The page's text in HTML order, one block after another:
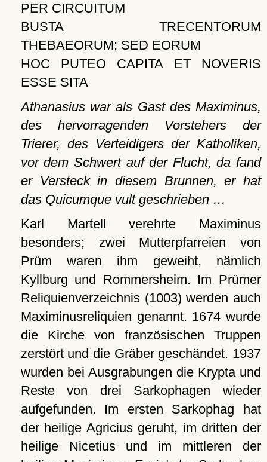
PER CIRCUITUM
BUSTA TRECENTORUM
THEBAEORUM; SED EORUM
HOC PUTEO CAPITA ET NOVERIS
ESSE SITA
Athanasius war als Gast des Maximinus,
des hervorragenden Vorstehers der
Trierer, des Verteidigers der Katholiken,
vor dem Schwert auf der Flucht, da fand
er Versteck in diesem Brunnen, er hat
das Quicumque vult geschrieben …
Karl Martell verehrte Maximinus
besonders; zwei Mutterpfarreien von
Prüm waren ihm geweiht, nämlich
Kyllburg und Rommersheim. Im Prümer
Reliquienverzeichnis (1003) werden auch
Maximinusreliquien genannt. 1674 wurde
die Kirche von französischen Truppen
zerstört und die Gräber geschändet. 1937
wurden bei Ausgrabungen die Krypta und
Reste von drei Sarkophagen wieder
aufgefunden. Im ersten Sarkophag hat
der heilige Agricius geruht, im dritten der
heilige Nicetius und im mittleren der